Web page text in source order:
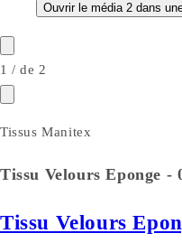
Ouvrir le média 2 dans
1 /de 2
Tissus Manitex
Tissu Velours Eponge -
Tissu Velours